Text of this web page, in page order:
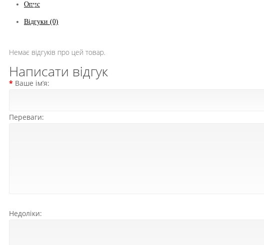
Опис
Відгуки (0)
Немає відгуків про цей товар.
Написати відгук
Ваше ім’я:
Переваги:
Недоліки: